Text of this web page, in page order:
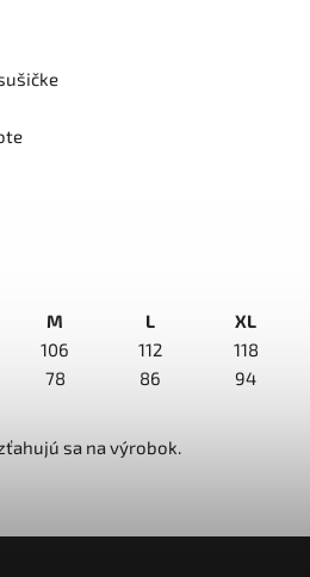
M L XL
106 112 118
78 86 94
sa na výrobok.